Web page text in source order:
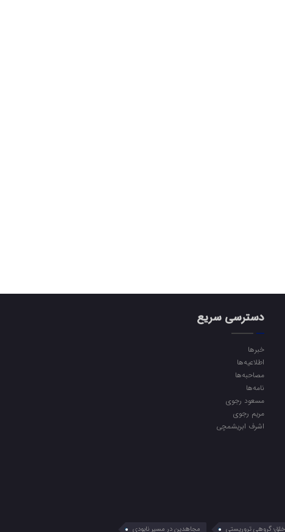
دسترسی سریع
خبرها
اطلاعیه‌ها
مصاحبه‌ها
نامه‌ها
مسعود رجوی
مریم رجوی
اشرف ابریشمچی
گروهی تروریستی مجاهدین در مسیر نابودی